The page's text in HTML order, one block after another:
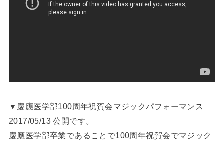
▼慶應医学部100周年祝賀会マジックパフォーマンス
2017/05/13 公開です。
慶應医学部卒業であることで100周年祝賀会でマジック